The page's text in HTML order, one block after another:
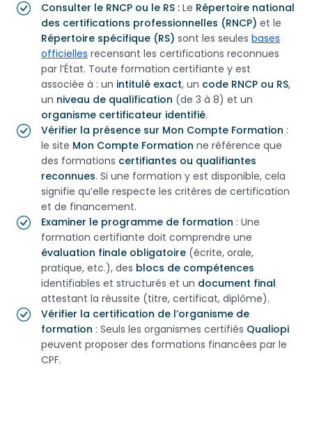
Consulter le RNCP ou le RS : Le Répertoire national
des certifications professionnelles (RNCP) et le
Répertoire spécifique (RS) sont les seules bases
officielles recensant les certifications reconnues
par l’État. Toute formation certifiante y est
associée à : un intitulé exact, un code RNCP ou RS,
un niveau de qualification (de 3 à 8) et un
organisme certificateur identifié.
Vérifier la présence sur Mon Compte Formation :
le site Mon Compte Formation ne référence que
des formations certifiantes ou qualifiantes
reconnues. Si une formation y est disponible, cela
signifie qu’elle respecte les critères de certification
et de financement.
Examiner le programme de formation : Une
formation certifiante doit comprendre une
évaluation finale obligatoire (écrite, orale,
pratique, etc.), des blocs de compétences
identifiables et structurés et un document final
attestant la réussite (titre, certificat, diplôme).
Vérifier la certification de l’organisme de
formation : Seuls les organismes certifiés Qualiopi
peuvent proposer des formations financées par le
CPF.